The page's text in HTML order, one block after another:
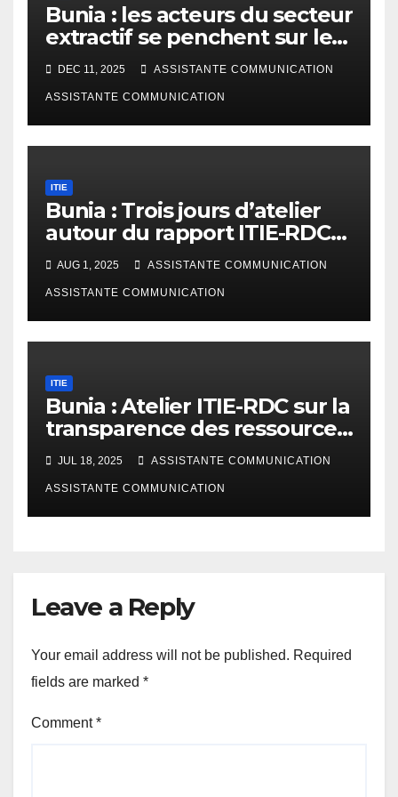
Bunia : les acteurs du secteur
extractif se penchent sur le
projet de rapport ITIE-RDC
2023
DEC 11, 2025 ASSISTANTE COMMUNICATION
ASSISTANTE COMMUNICATION
ITIE
Bunia : Trois jours d’atelier
autour du rapport ITIE-RDC
2023
AUG 1, 2025 ASSISTANTE COMMUNICATION
ASSISTANTE COMMUNICATION
ITIE
Bunia : Atelier ITIE-RDC sur la
transparence des ressources
naturelles en Ituri
JUL 18, 2025 ASSISTANTE COMMUNICATION
ASSISTANTE COMMUNICATION
Leave a Reply
Your email address will not be published. Required
fields are marked *
Comment*